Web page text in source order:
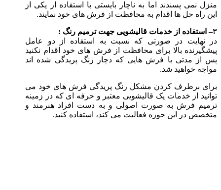
منزل نمی پسندند اما به ناچار بایستی با استفاده از یکی از
این راه حل ها اقدام به محافظت از فرش های خود نمایند.
۳– استفاده از خدمات قالیشویی جهت ترمیم رنگ :
در نهایت در صورتی که نسبت به استفاده از دو عامل
پیشگیرنده بالا برای محافظت از فرش های خود اقدام نکنید
پس از مدتی با فرش هایی که دچار رنگ پریدگی شده اند
مواجه خواهید شد.
برای برطرف کردن مشکل رنگ پریدگی فرش های خود می
توانید از خدمات یک قالیشویی معتبر و حرفه ای که در زمینه
ترمیم فرش به صورت اصولی و به دست افراد هنرمند و
متخصص در این حوزه فعالیت می کند، استفاده کنید.